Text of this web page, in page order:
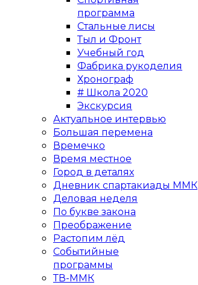
программа
Стальные лисы
Тыл и Фронт
Учебный год
Фабрика рукоделия
Хронограф
# Школа 2020
Экскурсия
Актуальное интервью
Большая перемена
Времечко
Время местное
Город в деталях
Дневник спартакиады ММК
Деловая неделя
По букве закона
Преображение
Растопим лёд
Событийные
программы
ТВ-ММК